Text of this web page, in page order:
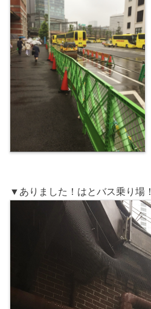
▼ありました！はとバス乗り場！